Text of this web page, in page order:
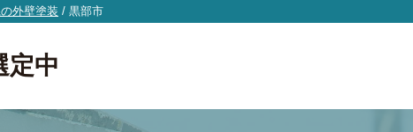
外壁塗装 / 黒部市
定中